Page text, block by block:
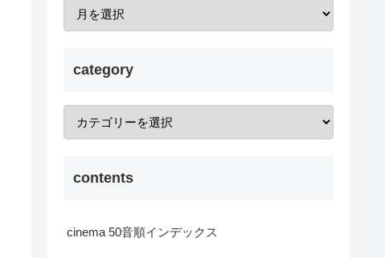
category
contents
cinema 50音順インデックス